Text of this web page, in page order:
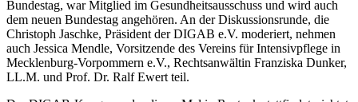
Bundestag, war Mitglied im Gesundheitsausschuss und wird auch
dem neuen Bundestag angehören. An der Diskussionsrunde, die
Christoph Jaschke, Präsident der DIGAB e.V. moderiert, nehmen
auch Jessica Mendle, Vorsitzende des Vereins für Intensivpflege in
Mecklenburg-Vorpommern e.V., Rechtsanwältin Franziska Dunker,
LL.M. und Prof. Dr. Ralf Ewert teil.